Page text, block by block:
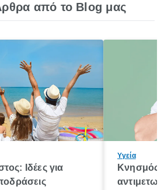
από το Blog μας
Ιδέες για
Υγεία
Κνησμός: